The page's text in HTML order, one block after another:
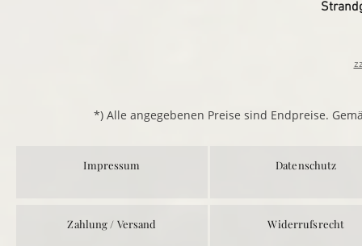
*) Alle angegebenen Preise sind Endpreise.
Impressum
Zahlung / Versand
Datenschutz
Widerrufsrecht